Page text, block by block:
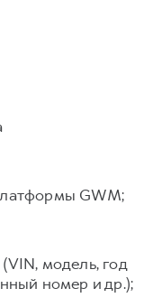
GWM;
модель, год
номер и др.);